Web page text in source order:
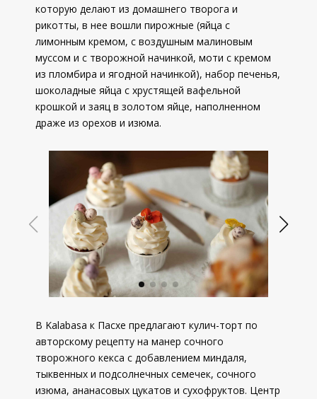
которую делают из домашнего творога и
рикотты, в нее вошли пирожные (яйца с
лимонным кремом, с воздушным малиновым
муссом и с творожной начинкой, моти с кремом
из пломбира и ягодной начинкой), набор печенья,
шоколадные яйца с хрустящей вафельной
крошкой и заяц в золотом яйце, наполненном
драже из орехов и изюма.
В Kalabasa к Пасхе предлагают кулич-торт по
авторскому рецепту на манер сочного
творожного кекса с добавлением миндаля,
тыквенных и подсолнечных семечек, сочного
изюма, ананасовых цукатов и сухофруктов. Центр